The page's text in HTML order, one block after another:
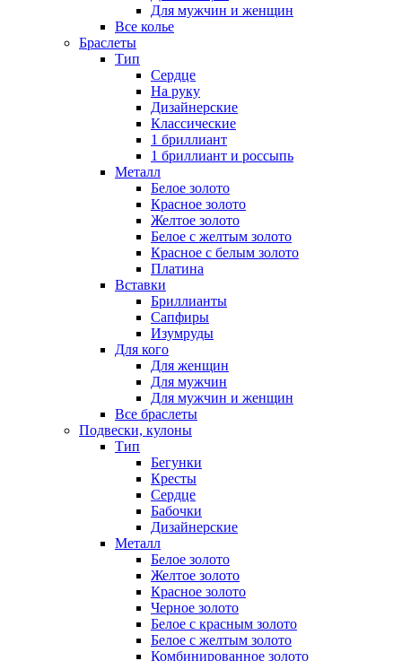
Для мужчин и женщин
Все колье
Браслеты
Тип
Сердце
На руку
Дизайнерские
Классические
1 бриллиант
1 бриллиант и россыпь
Металл
Белое золото
Красное золото
Желтое золото
Белое с желтым золото
Красное с белым золото
Платина
Вставки
Бриллианты
Сапфиры
Изумруды
Для кого
Для женщин
Для мужчин
Для мужчин и женщин
Все браслеты
Подвески, кулоны
Тип
Бегунки
Кресты
Сердце
Бабочки
Дизайнерские
Металл
Белое золото
Желтое золото
Красное золото
Черное золото
Белое с красным золото
Белое с желтым золото
Комбинированное золото